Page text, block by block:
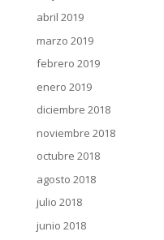
abril 2019
marzo 2019
febrero 2019
enero 2019
diciembre 2018
noviembre 2018
octubre 2018
agosto 2018
julio 2018
junio 2018